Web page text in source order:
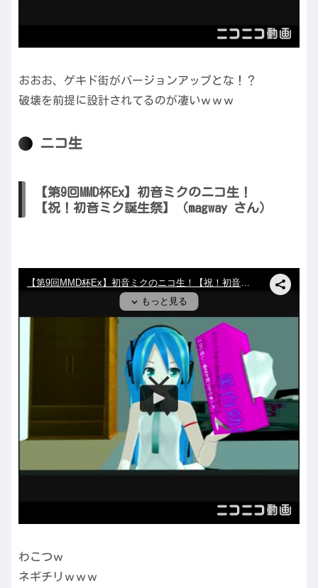
おおお、ゲキド街がバージョンアップとな！？
破壊を前提に設計されてるのが凄いｗｗｗ
ニコ生
【第9回MMD杯Ex】初音ミクのニコ生！
【祝！初音ミク誕生祭】（magway さん）
わこつｗ
ネギチリｗｗｗ